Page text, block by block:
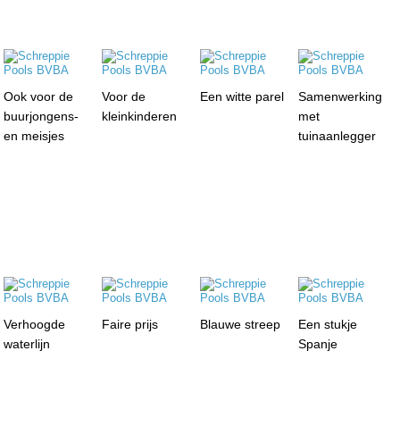
Ook voor de
buurjongens-
en meisjes
Voor de
kleinkinderen
Een witte parel
Samenwerking
met
tuinaanlegger
Verhoogde
waterlijn
Faire prijs Blauwe streep
Een stukje
Spanje